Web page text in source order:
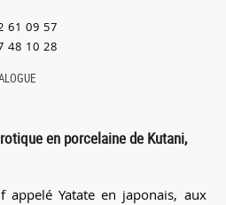
61 09 57
48 10 28
en porcelaine de Kutani,
appelé Yatate en japonais, aux